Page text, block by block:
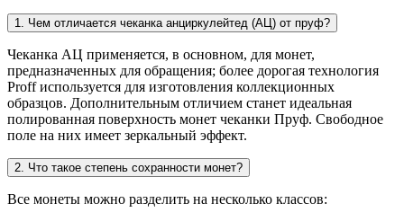
1. Чем отличается чеканка анциркулейтед (АЦ) от пруф?
Чеканка АЦ применяется, в основном, для монет,
предназначенных для обращения; более дорогая технология
Proff используется для изготовления коллекционных
образцов. Дополнительным отличием станет идеальная
полированная поверхность монет чеканки Пруф. Свободное
поле на них имеет зеркальный эффект.
2. Что такое степень сохранности монет?
Все монеты можно разделить на несколько классов: